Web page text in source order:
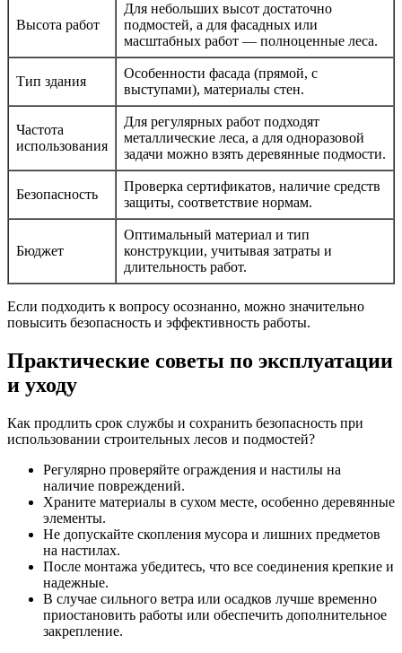
Высота работ
Для небольших высот достаточно
подмостей, а для фасадных или
масштабных работ — полноценные леса.
Тип здания
Особенности фасада (прямой, с
выступами), материалы стен.
Частота
использования
Для регулярных работ подходят
металлические леса, а для одноразовой
задачи можно взять деревянные подмости.
Безопасность
Проверка сертификатов, наличие средств
защиты, соответствие нормам.
Бюджет
Оптимальный материал и тип
конструкции, учитывая затраты и
длительность работ.
Если подходить к вопросу осознанно, можно значительно
повысить безопасность и эффективность работы.
Практические советы по эксплуатации
и уходу
Как продлить срок службы и сохранить безопасность при
использовании строительных лесов и подмостей?
Регулярно проверяйте ограждения и настилы на
наличие повреждений.
Храните материалы в сухом месте, особенно деревянные
элементы.
Не допускайте скопления мусора и лишних предметов
на настилах.
После монтажа убедитесь, что все соединения крепкие и
надежные.
В случае сильного ветра или осадков лучше временно
приостановить работы или обеспечить дополнительное
закрепление.